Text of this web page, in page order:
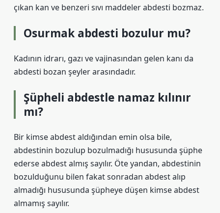
çıkan kan ve benzeri sıvı maddeler abdesti bozmaz.
Osurmak abdesti bozulur mu?
Kadının idrarı, gazı ve vajinasından gelen kanı da
abdesti bozan şeyler arasındadır.
Şüpheli abdestle namaz kılınır
mı?
Bir kimse abdest aldığından emin olsa bile,
abdestinin bozulup bozulmadığı hususunda şüphe
ederse abdest almış sayılır. Öte yandan, abdestinin
bozulduğunu bilen fakat sonradan abdest alıp
almadığı hususunda şüpheye düşen kimse abdest
almamış sayılır.